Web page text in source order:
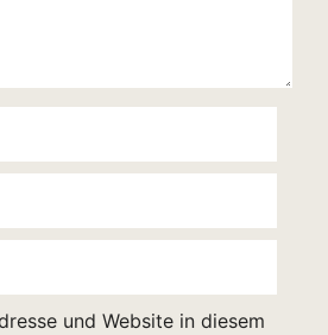
und Website in diesem